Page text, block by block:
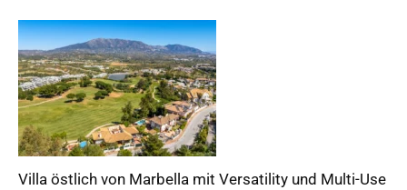
Villa östlich von Marbella mit Versatility und Multi-Use